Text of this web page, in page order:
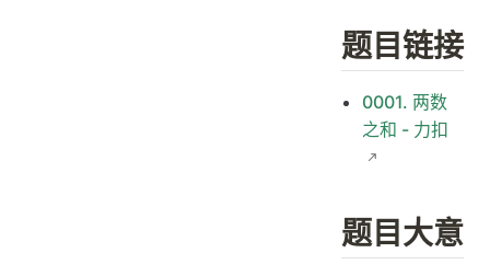
题目链接
0001. 两数
之和 - 力扣
题目大意